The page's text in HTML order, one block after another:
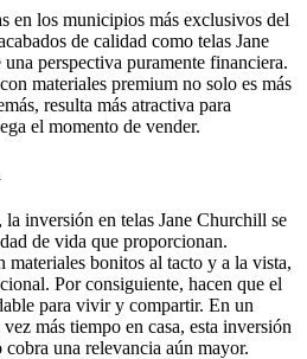
en los municipios más exclusivos del
de calidad como telas Jane
perspectiva puramente financiera.
materiales premium no solo es más
resulta más atractiva para
el momento de vender.
inversión en telas Jane Churchill se
de vida que proporcionan.
materiales bonitos al tacto y a la vista,
Por consiguiente, hacen que el
para vivir y compartir. En un
más tiempo en casa, esta inversión
una relevancia aún mayor.